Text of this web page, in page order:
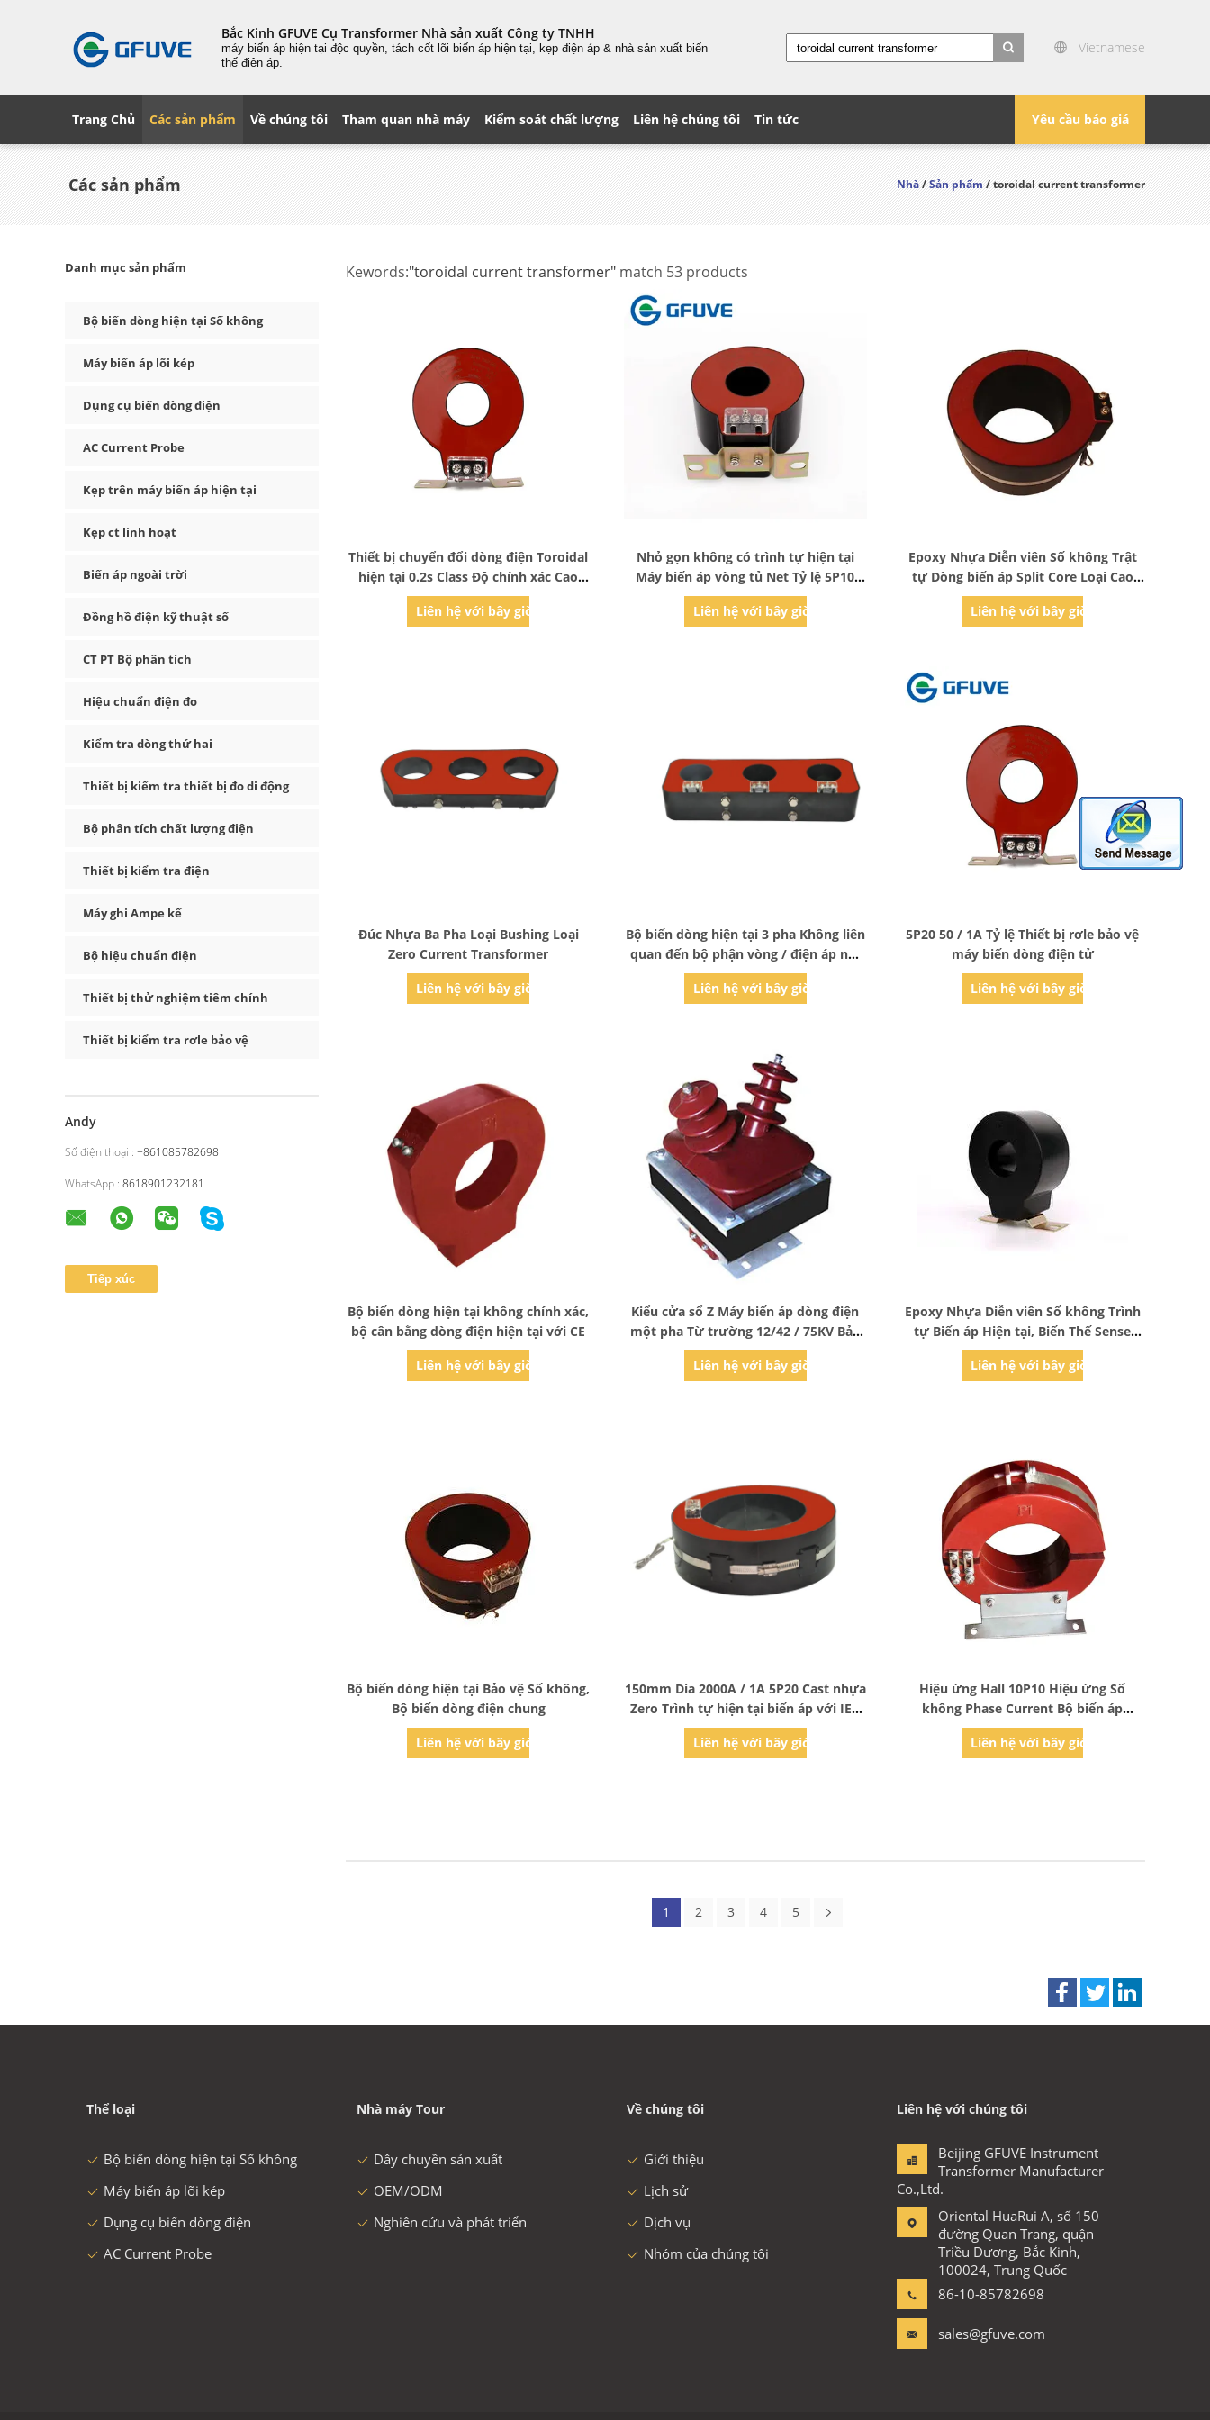
Bắc Kinh GFUVE Cụ Transformer Nhà sản xuất Công ty TNHH
máy biến áp hiện tại độc quyền, tách cốt lõi biến áp hiện tại, kẹp điện áp & nhà sản xuất biến
thế điện áp.
Vietnamese
Yêu cầu báo giá
Trang Chủ Các sản phẩm Về chúng tôi Tham quan nhà máy Kiểm soát chất lượng Liên hệ chúng tôi Tin tức
Các sản phẩm Nhà/Sản phẩm/ toroidal current transformer
Danh mục sản phẩm
Bộ biến dòng hiện tại Số không
Máy biến áp lõi kép
Dụng cụ biến dòng điện
AC Current Probe
Kẹp trên máy biến áp hiện tại
Kẹp ct linh hoạt
Biến áp ngoài trời
Đồng hồ điện kỹ thuật số
CT PT Bộ phân tích
Hiệu chuẩn điện đo
Kiểm tra dòng thứ hai
Thiết bị kiểm tra thiết bị đo di động
Bộ phân tích chất lượng điện
Thiết bị kiểm tra điện
Máy ghi Ampe kế
Bộ hiệu chuẩn điện
Thiết bị thử nghiệm tiêm chính
Thiết bị kiểm tra rơle bảo vệ
Andy
Số điện thoại : +861085782698
WhatsApp : 8618901232181
Kewords:"toroidal current transformer" match 53 products
Thiết bị chuyển đổi dòng điện Toroidal
hiện tại 0.2s Class Độ chính xác Cao
cho Máy đo Năng lượng
Liên hệ với bây giờ
Nhỏ gọn không có trình tự hiện tại
Máy biến áp vòng tủ Net Tỷ lệ 5P10
100A / 1A
Liên hệ với bây giờ
Bad Request
Epoxy Nhựa Diễn viên Số không Trật
tự Dòng biến áp Split Core Loại Cao
Vôn
Liên hệ với bây giờ
Đúc Nhựa Ba Pha Loại Bushing Loại
Zero Current Transformer
Liên hệ với bây giờ
Bộ biến dòng hiện tại 3 pha Không liên
quan đến bộ phận vòng / điện áp nội
bộ có thể thổi phồng
Liên hệ với bây giờ
5P20 50 / 1A Tỷ lệ Thiết bị rơle bảo vệ
máy biến dòng điện tử
Liên hệ với bây giờ
Bộ biến dòng hiện tại không chính xác,
bộ cân bằng dòng điện hiện tại với CE
Liên hệ với bây giờ
Kiểu cửa sổ Z Máy biến áp dòng điện
một pha Từ trường 12/42 / 75KV Bảo
vệ
Liên hệ với bây giờ
Bad Request
Epoxy Nhựa Diễn viên Số không Trình
tự Biến áp Hiện tại, Biến Thế Sense
hiện tại
Liên hệ với bây giờ
Bộ biến dòng hiện tại Bảo vệ Số không,
Bộ biến dòng điện chung
Liên hệ với bây giờ
150mm Dia 2000A / 1A 5P20 Cast nhựa
Zero Trình tự hiện tại biến áp với IEC
61869-2
Liên hệ với bây giờ
Hiệu ứng Hall 10P10 Hiệu ứng Số
không Phase Current Bộ biến áp
80mm Độ mở ống kính Tối đa 50Hz /
60Hz
Liên hệ với bây giờ
1 2 3 4 5
Thể loại
Bộ biến dòng hiện tại Số không
Máy biến áp lõi kép
Dụng cụ biến dòng điện
AC Current Probe
Nhà máy Tour
Dây chuyền sản xuất
OEM/ODM
Nghiên cứu và phát triển
Về chúng tôi
Giới thiệu
Lịch sử
Dịch vụ
Nhóm của chúng tôi
Liên hệ với chúng tôi
Beijing GFUVE Instrument
Transformer Manufacturer
Co.,Ltd.
Oriental HuaRui A, số 150
đường Quan Trang, quận
Triều Dương, Bắc Kinh,
100024, Trung Quốc
86-10-85782698
sales@gfuve.com